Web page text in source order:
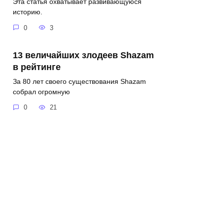
Эта статья охватывает развивающуюся
историю.
0 3
13 величайших злодеев Shazam
в рейтинге
За 80 лет своего существования Shazam
собрал огромную
0 21